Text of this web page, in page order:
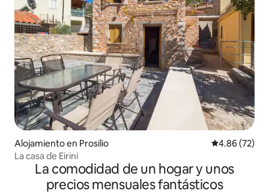
Alojamiento en Prosilio Calificación
4.86 (72)
La casa de Eirini
La comodidad de un hogar y unos
precios mensuales fantásticos